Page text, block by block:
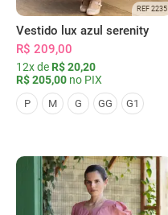
REF 2235
Vestido lux azul serenity
R$ 209,00
12x de R$ 20,20
R$ 205,00 no PIX
P M G GG G1